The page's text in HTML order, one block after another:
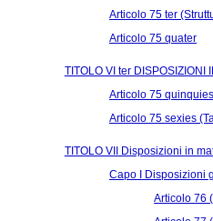
Articolo 75 ter
Articolo 75 quater
TITOLO VI ter DISPOSIZIONI
Articolo 75
Articolo 75 sexies
TITOLO VII Disposizioni in
Capo I Disposizioni
Articolo 76